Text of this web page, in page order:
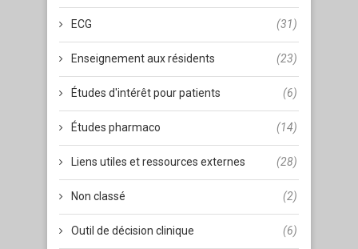
ECG (31)
Enseignement aux résidents (23)
Études d'intérêt pour patients (6)
Études pharmaco (14)
Liens utiles et ressources externes (28)
Non classé (2)
Outil de décision clinique (6)